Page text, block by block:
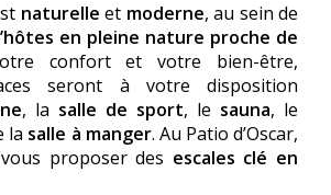
naturelle et moderne, au sein de
en pleine nature proche de
confort et votre bien-être,
seront à votre disposition
, la salle de sport, le sauna, le
la salle à manger. Au Patio d’Oscar,
proposer des escales clé en